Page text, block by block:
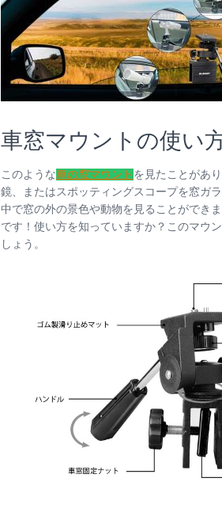
車窓マウントの使い
このような車の窓マウント を見たことがあ
鏡、またはスポッティングスコープを窓ガ
中で窓の外の景色や動物を見ることができ
です！使い方を知っていますか？このマウ
しょう。